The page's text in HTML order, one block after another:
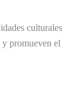
culturales
promueven el